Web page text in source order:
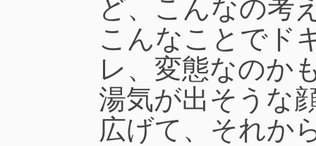
ど、こんなの考
こんなことでド
レ、変態なのか
湯気が出そうな
広げて、それか